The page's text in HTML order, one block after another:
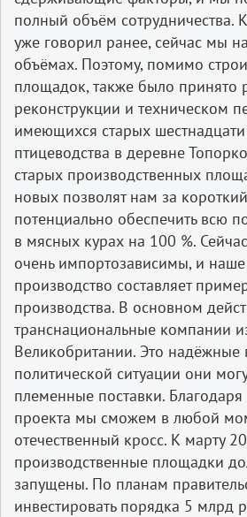
полный объём сотрудничества.
уже говорил ранее, сейчас мы
объёмах. Поэтому, помимо
площадок, также было принято
реконструкции и техническом
имеющихся старых шестнадцати
птицеводства в деревне
старых производственных
новых позволят нам за
потенциально обеспечить всю
в мясных курах на 100 %.
очень импортозависимы, и наше
производство составляет
производства. В основном
транснациональные компании
Великобритании. Это надёжные
политической ситуации они
племенные поставки.
проекта мы сможем в любой
отечественный кросс. К марту
производственные площадки
запущены. По планам
инвестировать порядка 5 млрд